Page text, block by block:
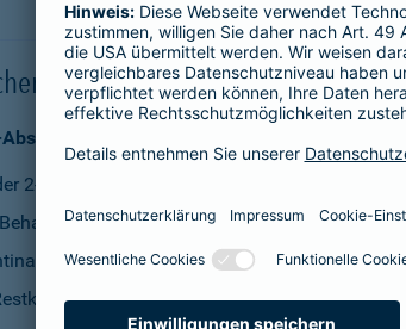
im Krankenhaus
sicherst
2-Bettzimmer (je nach gewähltem Baustein)
durch einen Arzt oder eine Ärztin
der Wahlleistungen
nach Vorleistung der Beihilfe